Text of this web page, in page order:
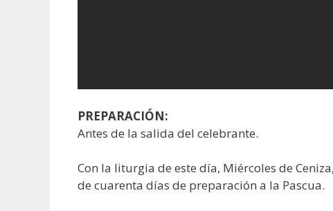
PREPARACIÓN:
Antes de la salida del celebrante.
Con la liturgia de este día, Miércoles de
de cuarenta días de preparación a la Pascua.